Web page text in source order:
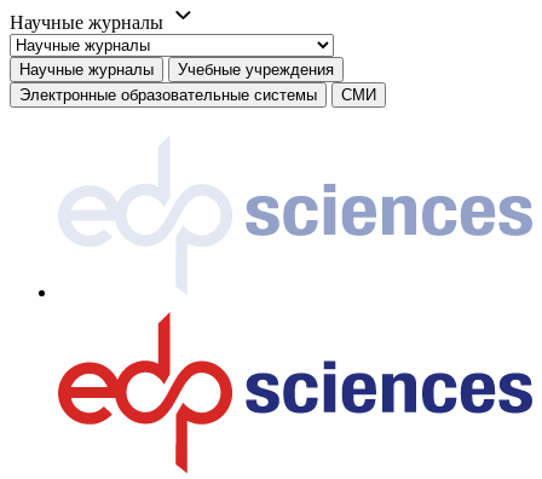
Научные журналы
Научные журналы
Учебные учреждения
Электронные образовательные системы
СМИ